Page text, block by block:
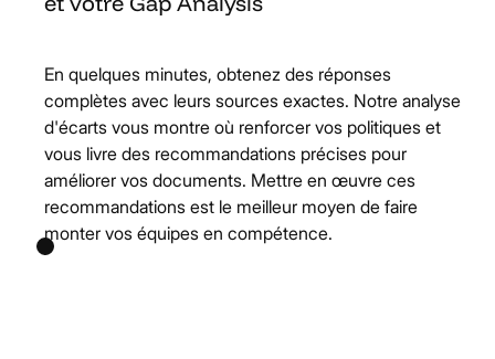
En quelques minutes, obtenez des réponses
complètes avec leurs sources exactes. Notre analyse
d'écarts vous montre où renforcer vos politiques et
vous livre des recommandations précises pour
améliorer vos documents. Mettre en œuvre ces
recommandations est le meilleur moyen de faire
monter vos équipes en compétence.